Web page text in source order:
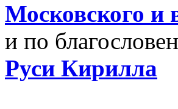
Московского и
и по
Руси Кирилла